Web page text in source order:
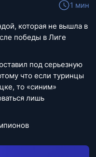
1 мин
которая не вышла в
победы в Лиге
под серьезную
что если туринцы
то «синим»
лишь